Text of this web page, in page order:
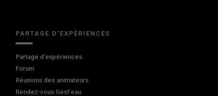
PARTAGE D'EXPÉRIENCES
Partage d'expériences
Forum
Réunions des animateurs
Rendez-vous Gest'eau